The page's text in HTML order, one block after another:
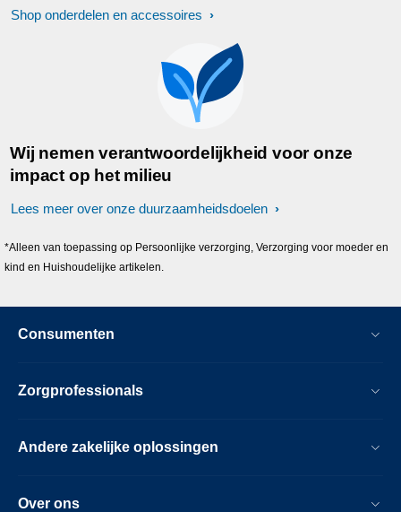
Shop onderdelen en accessoires
Wij nemen verantwoordelijkheid voor onze
impact op het milieu
Lees meer over onze duurzaamheidsdoelen
*Alleen van toepassing op Persoonlijke verzorging, Verzorging voor moeder en
kind en Huishoudelijke artikelen.
Consumenten
Zorgprofessionals
Andere zakelijke oplossingen
Over ons